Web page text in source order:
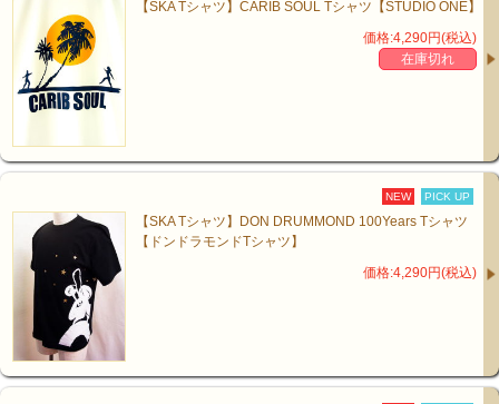
【SKA Tシャツ】CARIB SOUL Tシャツ【STUDIO ONE】
価格:4,290円(税込)
在庫切れ
NEW PICK UP
【SKA Tシャツ】DON DRUMMOND 100Years Tシャツ
【ドンドラモンドTシャツ】
価格:4,290円(税込)